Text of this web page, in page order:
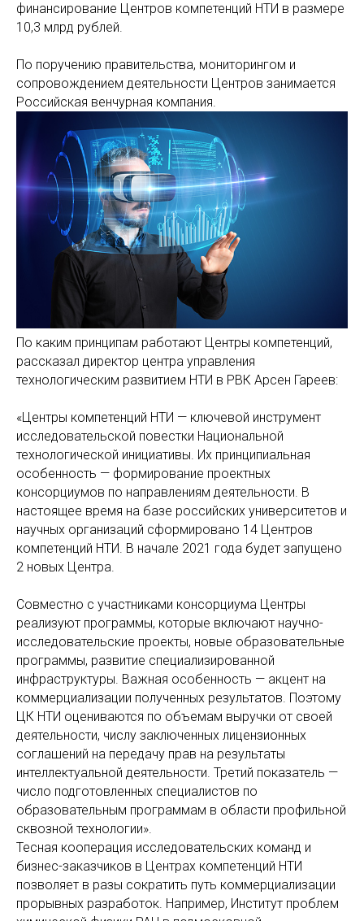
финансирование Центров компетенций НТИ в размере
10,3 млрд рублей.
По поручению правительства, мониторингом и
сопровождением деятельности Центров занимается
Российская венчурная компания.
По каким принципам работают Центры компетенций,
рассказал директор центра управления
технологическим развитием НТИ в РВК Арсен Гареев:
«Центры компетенций НТИ — ключевой инструмент
исследовательской повестки Национальной
технологической инициативы. Их принципиальная
особенность — формирование проектных
консорциумов по направлениям деятельности. В
настоящее время на базе российских университетов и
научных организаций сформировано 14 Центров
компетенций НТИ. В начале 2021 года будет запущено
2 новых Центра.
Совместно с участниками консорциума Центры
реализуют программы, которые включают научно-
исследовательские проекты, новые образовательные
программы, развитие специализированной
инфраструктуры. Важная особенность — акцент на
коммерциализации полученных результатов. Поэтому
ЦК НТИ оцениваются по объемам выручки от своей
деятельности, числу заключенных лицензионных
соглашений на передачу прав на результаты
интеллектуальной деятельности. Третий показатель —
число подготовленных специалистов по
образовательным программам в области профильной
сквозной технологии».
Тесная кооперация исследовательских команд и
бизнес-заказчиков в Центрах компетенций НТИ
позволяет в разы сократить путь коммерциализации
прорывных разработок. Например, Институт проблем